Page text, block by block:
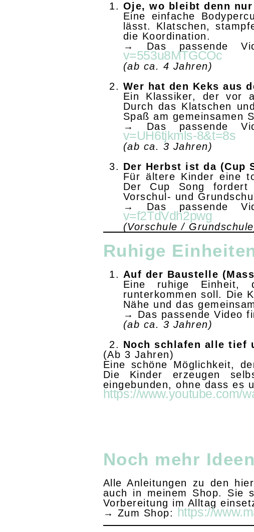
Oje, wo bleibt denn
Eine einfache
lässt. Klatschen,
die Koordination.
→ Das passende
v=553u8MTGCOc
(ab ca. 4 Jahren)
Wer hat den Keks aus
Ein Klassiker, der vor
Durch das Klatschen
Spaß am gemeinsamen
→ Das passende
v=UH6tjkmls-8&t=8s
(ab ca. 3 Jahren)
Der Herbst ist da (Cup
Für ältere Kinder eine
Der Cup Song fordert
Vorschul- und
→ Das passende
v=f2TdVdh2pwg
(Vorschule /
Ruhige
Auf der Baustelle
Eine ruhige Einheit,
runterkommen soll. Die
Nähe und das
→ Das passende Video
(ab ca. 3 Jahren)
Noch schlafen alle tief
(Ab 3 Jahren)
Eine schöne Möglichkeit,
Die Kinder erzeugen
eingebunden, ohne dass es
https://www.youtube.com/
Noch mehr
Alle Anleitungen zu den
auch in meinem Shop. Sie
Vorbereitung im Alltag
→ Zum Shop: https://